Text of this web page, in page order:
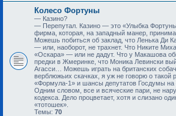
Колесо Фортуны
— Казино?
— Перепутал. Казино — это «Улыбка
фирма, которая, на западный манер,
Можешь побиться об заклад, что Ленька Ди
— или, наоборот, не трахнет. Что Никите
«Оскара» — или не дадут. Что у Макашова
предки в Жмеринке, что Моника Левински
Агасси… Можешь играть на британских
верблюжьих скачках, я уж не говорю о такой
«Формула-1» и шансы депутатов Госдумы на
Одним словом, все и всяческие пари, не
кодекса. Дело процветает, хотя и слизано
«тотошек».
Темы: 70